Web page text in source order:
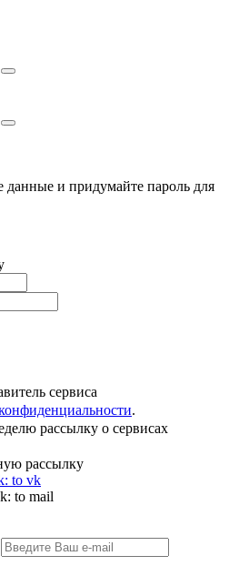
данные и придумайте пароль для
сервиса
.
рассылку о сервисах
рассылку